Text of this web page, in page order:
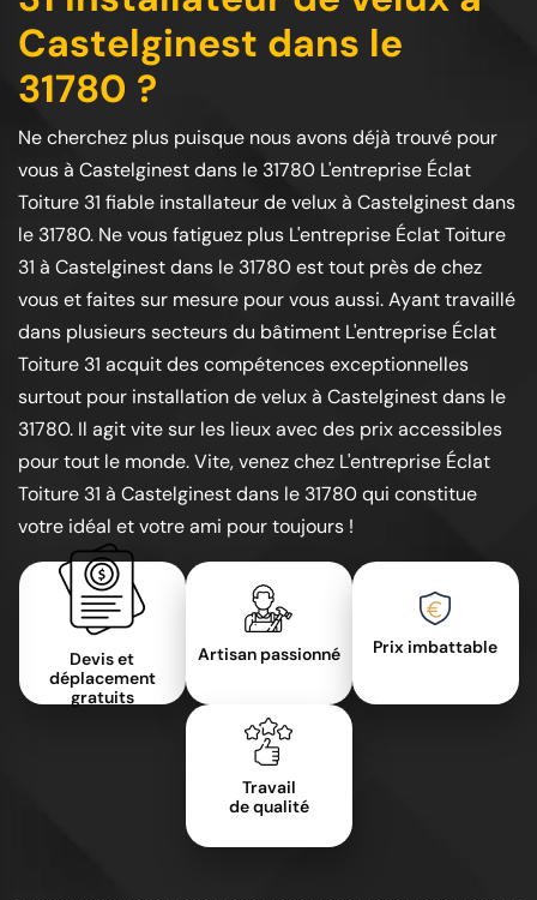
Castelginest dans le
31780 ?
Ne cherchez plus puisque nous avons déjà trouvé pour
vous à Castelginest dans le 31780 L'entreprise Éclat
Toiture 31 fiable installateur de velux à Castelginest dans
le 31780. Ne vous fatiguez plus L'entreprise Éclat Toiture
31 à Castelginest dans le 31780 est tout près de chez
vous et faites sur mesure pour vous aussi. Ayant travaillé
dans plusieurs secteurs du bâtiment L'entreprise Éclat
Toiture 31 acquit des compétences exceptionnelles
surtout pour installation de velux à Castelginest dans le
31780. Il agit vite sur les lieux avec des prix accessibles
pour tout le monde. Vite, venez chez L'entreprise Éclat
Toiture 31 à Castelginest dans le 31780 qui constitue
votre idéal et votre ami pour toujours !
Devis et
déplacement
gratuits
Artisan passionné Prix imbattable
Travail
de qualité